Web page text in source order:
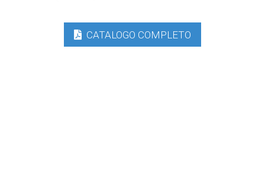
CATALOGO COMPLETO